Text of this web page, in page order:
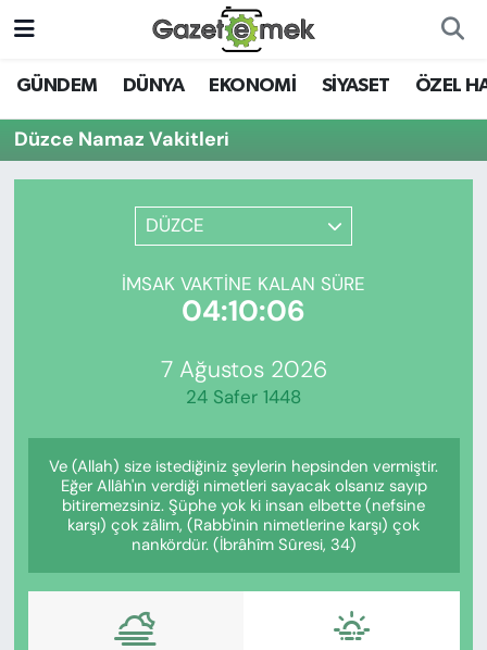
GÜNDEM DÜNYA EKONOMİ SİYASET ÖZEL
Düzce Namaz Vakitleri
DÜZCE
İMSAK VAKTINE KALAN SÜRE
04:10:06
7 Ağustos 2026
24 Safer 1448
Ve (Allah) size istediğiniz şeylerin hepsinden vermiştir.
Eğer Allâh'ın verdiği nimetleri sayacak olsanız sayıp
bitiremezsiniz. Şüphe yok ki insan elbette (nefsine
karşı) çok zâlim, (Rabb'inin nimetlerine karşı) çok
nankördür. (İbrâhîm Sûresi, 34)
DÜNYA
EKONOMİ
YENİ MEDYADA EMEK
GAZETECİLİĞİNİ GELİŞTİRMEK
EĞİTİM
KADIN
Nöbetçi Eczaneler
Hava Durumu
Trafik Durumu
Süper Lig Puan Durumu ve Fikstür
Tüm Manşetler
Haber Arşivi